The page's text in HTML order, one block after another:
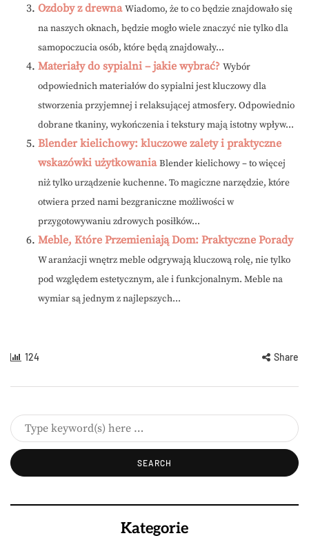
Ozdoby z drewna Wiadomo, że to co będzie znajdowało się
na naszych oknach, będzie mogło wiele znaczyć nie tylko dla
samopoczucia osób, które będą znajdowały...
Materiały do sypialni – jakie wybrać? Wybór
odpowiednich materiałów do sypialni jest kluczowy dla
stworzenia przyjemnej i relaksującej atmosfery. Odpowiednio
dobrane tkaniny, wykończenia i tekstury mają istotny wpływ...
Blender kielichowy: kluczowe zalety i praktyczne
wskazówki użytkowania Blender kielichowy – to więcej
niż tylko urządzenie kuchenne. To magiczne narzędzie, które
otwiera przed nami bezgraniczne możliwości w
przygotowywaniu zdrowych posiłków...
Meble, Które Przemieniają Dom: Praktyczne Porady
W aranżacji wnętrz meble odgrywają kluczową rolę, nie tylko
pod względem estetycznym, ale i funkcjonalnym. Meble na
wymiar są jednym z najlepszych...
124 Share
Kategorie